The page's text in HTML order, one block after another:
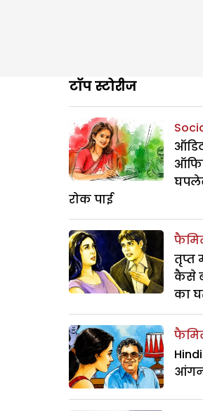
टॉप स्टोरीज
रोक पाई
तृप्त
कैसे
का
आंगन